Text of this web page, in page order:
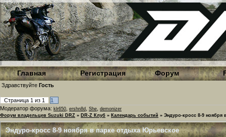
Главная Регистрация Форум
Здравствуйте Гость
Страница 1 из 1
1
Модератор форума: klr650 ershn8d She demonizer
Форум владельцев Suzuki DRZ » DR-Z Клуб » Календарь событий » Эндуро-кросс 8-9 ноября
Эндуро-кросс 8-9 ноября в парке отдыха Юрьевское